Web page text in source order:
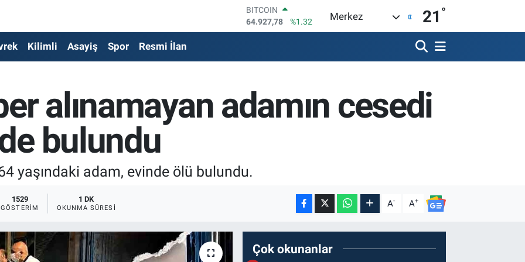
DOLAR
47,5894
%0.08
EURO
6527.85
BİST100
13.703
%11
Merkez 21 °
Kilimli Asayiş Spor Resmi İlan
alınamayan adamın cesedi
bulundu
yaşındaki adam, evinde ölü bulundu.
1529
GÖSTERIM
1 DK
OKUNMA SÜRESI A- A+
Çok okunanlar